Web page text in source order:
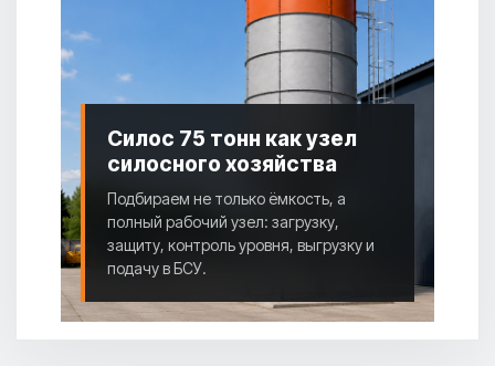
Силос 75 тонн как узел
силосного хозяйства
Подбираем не только ёмкость, а
полный рабочий узел: загрузку,
защиту, контроль уровня, выгрузку и
подачу в БСУ.